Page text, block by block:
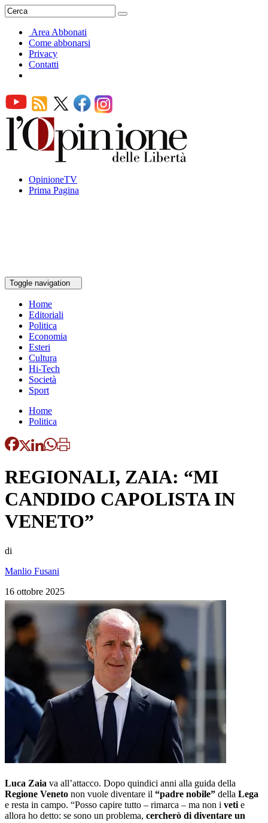
Area Abbonati
Come abbonarsi
Privacy
Contatti
OpinioneTV
Prima Pagina
Toggle navigation
Home
Editoriali
Politica
Economia
Esteri
Cultura
Hi-Tech
Società
Sport
Home
Politica
REGIONALI, ZAIA: “MI
CANDIDO CAPOLISTA IN
VENETO”
di
Manlio Fusani
16 ottobre 2025
Luca Zaia va all’attacco. Dopo quindici anni alla guida della
Regione Veneto non vuole diventare il “padre nobile” della Lega
e resta in campo. “Posso capire tutto – rimarca – ma non i veti e
allora ho detto: se sono un problema, cercherò di diventare un